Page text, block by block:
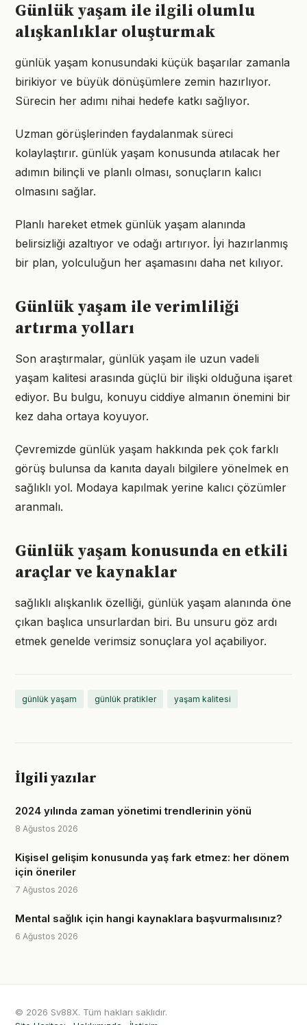
Günlük yaşam ile ilgili olumlu
alışkanlıklar oluşturmak
günlük yaşam konusundaki küçük başarılar zamanla
birikiyor ve büyük dönüşümlere zemin hazırlıyor.
Sürecin her adımı nihai hedefe katkı sağlıyor.
Uzman görüşlerinden faydalanmak süreci
kolaylaştırır. günlük yaşam konusunda atılacak her
adımın bilinçli ve planlı olması, sonuçların kalıcı
olmasını sağlar.
Planlı hareket etmek günlük yaşam alanında
belirsizliği azaltıyor ve odağı artırıyor. İyi hazırlanmış
bir plan, yolculuğun her aşamasını daha net kılıyor.
Günlük yaşam ile verimliliği
artırma yolları
Son araştırmalar, günlük yaşam ile uzun vadeli
yaşam kalitesi arasında güçlü bir ilişki olduğuna işaret
ediyor. Bu bulgu, konuyu ciddiye almanın önemini bir
kez daha ortaya koyuyor.
Çevremizde günlük yaşam hakkında pek çok farklı
görüş bulunsa da kanıta dayalı bilgilere yönelmek en
sağlıklı yol. Modaya kapılmak yerine kalıcı çözümler
aranmalı.
Günlük yaşam konusunda en etkili
araçlar ve kaynaklar
sağlıklı alışkanlık özelliği, günlük yaşam alanında öne
çıkan başlıca unsurlardan biri. Bu unsuru göz ardı
etmek genelde verimsiz sonuçlara yol açabiliyor.
günlük yaşam günlük pratikler yaşam kalitesi
İlgili yazılar
2024 yılında zaman yönetimi trendlerinin yönü
8 Ağustos 2026
Kişisel gelişim konusunda yaş fark etmez: her dönem
için öneriler
7 Ağustos 2026
Mental sağlık için hangi kaynaklara başvurmalısınız?
6 Ağustos 2026
© 2026 Sv88X. Tüm hakları saklıdır.